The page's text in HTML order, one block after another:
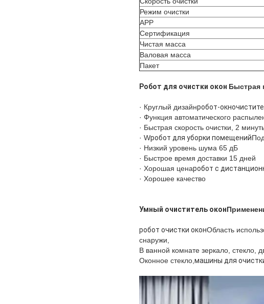
Режим очистки
APP
Сертификация
Чистая масса
Валовая масса
Пакет
Робот для очистки окон Быстрая
· Круглый дизайнробот-
· Функция автоматического
· Быстрая скорость очистки, 2
· Wробот для уборки помещений
· Низкий уровень шума 65 дБ
· Быстрое время доставки 15 дней
· Хорошая ценаробот с
· Хорошее качество
Умный очиститель окон
робот очистки оконОбласть
снаружи,
В ванной комнате зеркало, стекло,
Оконное стекло, машины для